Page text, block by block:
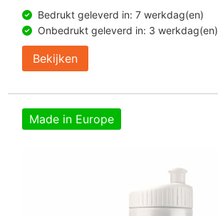
Bedrukt geleverd in: 7 werkdag(en)
Onbedrukt geleverd in: 3 werkdag(en)
Bekijken
Made in Europe